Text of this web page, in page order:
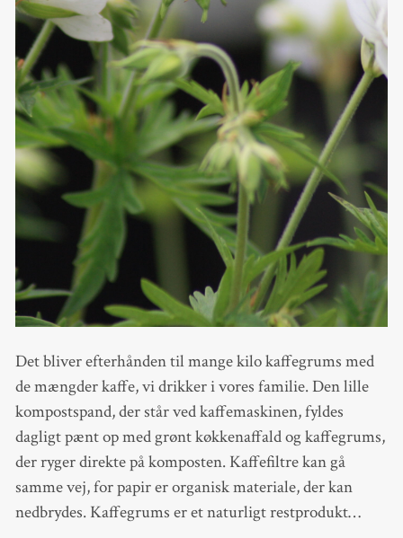
Det bliver efterhånden til mange kilo kaffegrums med
de mængder kaffe, vi drikker i vores familie. Den lille
kompostspand, der står ved kaffemaskinen, fyldes
dagligt pænt op med grønt køkkenaffald og kaffegrums,
der ryger direkte på komposten. Kaffefiltre kan gå
samme vej, for papir er organisk materiale, der kan
nedbrydes. Kaffegrums er et naturligt restprodukt…